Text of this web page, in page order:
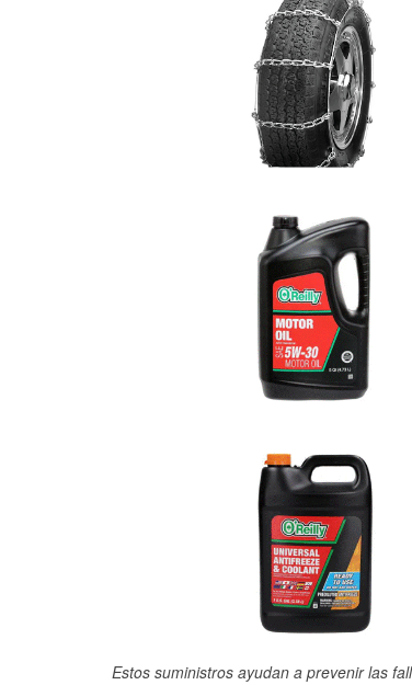
Estos suministros ayudan a prevenir las